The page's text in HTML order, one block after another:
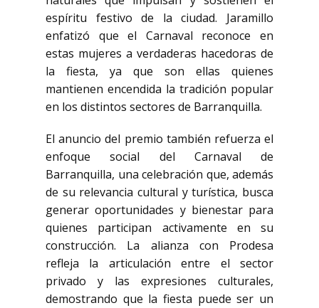
espíritu festivo de la ciudad. Jaramillo
enfatizó que el Carnaval reconoce en
estas mujeres a verdaderas hacedoras de
la fiesta, ya que son ellas quienes
mantienen encendida la tradición popular
en los distintos sectores de Barranquilla.
El anuncio del premio también refuerza el
enfoque social del Carnaval de
Barranquilla, una celebración que, además
de su relevancia cultural y turística, busca
generar oportunidades y bienestar para
quienes participan activamente en su
construcción. La alianza con Prodesa
refleja la articulación entre el sector
privado y las expresiones culturales,
demostrando que la fiesta puede ser un